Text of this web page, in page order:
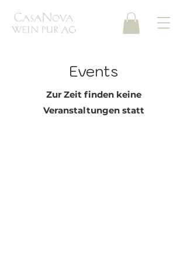
Events
Zur Zeit finden keine
Veranstaltungen statt